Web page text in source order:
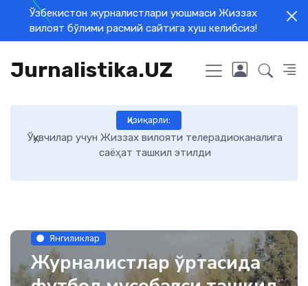
Ўзбекистон журналистлари уюшмаси Жиззах
вилоят бўлими расмий сайтига хуш келибсиз!
Jurnalistika.UZ
Қизиқарли:
Ўқувчилар учун Жиззах вилояти телерадиоканалига
саёҳат ташкил этилди
Янгиликлар
Журналистлар ўртасида